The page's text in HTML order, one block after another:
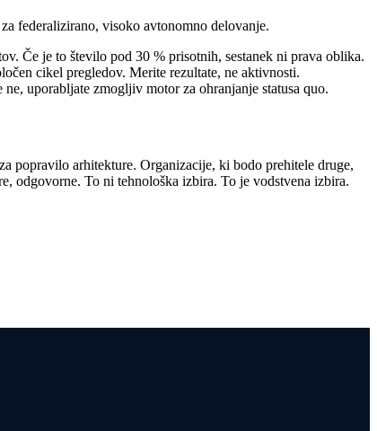
federalizirano, visoko avtonomno delovanje.
Če je to število pod 30 % prisotnih, sestanek ni prava oblika.
cikel pregledov. Merite rezultate, ne aktivnosti.
uporabljate zmogljiv motor za ohranjanje statusa quo.
popravilo arhitekture. Organizacije, ki bodo prehitele druge,
odgovorne. To ni tehnološka izbira. To je vodstvena izbira.